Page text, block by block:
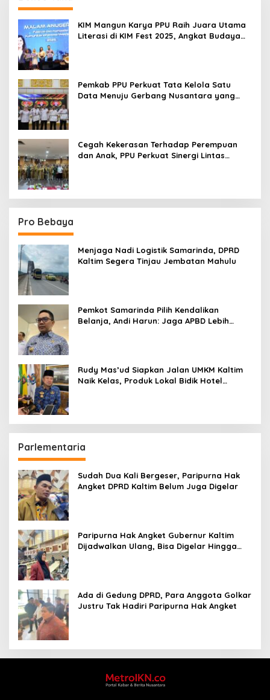
KIM Mangun Karya PPU Raih Juara Utama
Literasi di KIM Fest 2025, Angkat Budaya
Pemkab PPU Perkuat Tata Kelola Satu
Data Menuju Gerbang Nusantara yang
Cegah Kekerasan Terhadap Perempuan
dan Anak, PPU Perkuat Sinergi Lintas
Pro Bebaya
Menjaga Nadi Logistik Samarinda, DPRD
Kaltim Segera Tinjau Jembatan Mahulu
Pemkot Samarinda Pilih Kendalikan
Belanja, Andi Harun: Jaga APBD Lebih
Rudy Mas’ud Siapkan Jalan UMKM Kaltim
Naik Kelas, Produk Lokal Bidik Hotel
Parlementaria
Sudah Dua Kali Bergeser, Paripurna Hak
Angket DPRD Kaltim Belum Juga Digelar
Paripurna Hak Angket Gubernur Kaltim
Dijadwalkan Ulang, Bisa Digelar Hingga
Ada di Gedung DPRD, Para Anggota Golkar
Justru Tak Hadiri Paripurna Hak Angket